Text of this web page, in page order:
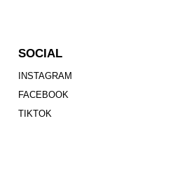
SOCIAL
INSTAGRAM
FACEBOOK
TIKTOK